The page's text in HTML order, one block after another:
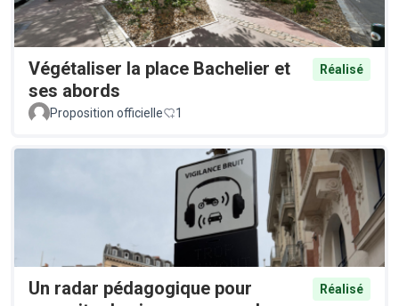
Végétaliser la place Bachelier et
ses abords
Réalisé
Proposition officielle 1
Un radar pédagogique pour
Réalisé